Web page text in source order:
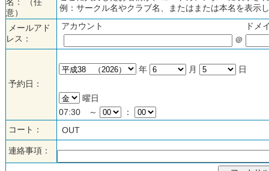
意）
例：サークル名やクラブ名、またはまたは本名を表示
メールアド
レス：
アカウント
ドメ
＠
予約日：
年 月 日
曜日
07:30 ～
：
コート：
OUT
連絡事項：